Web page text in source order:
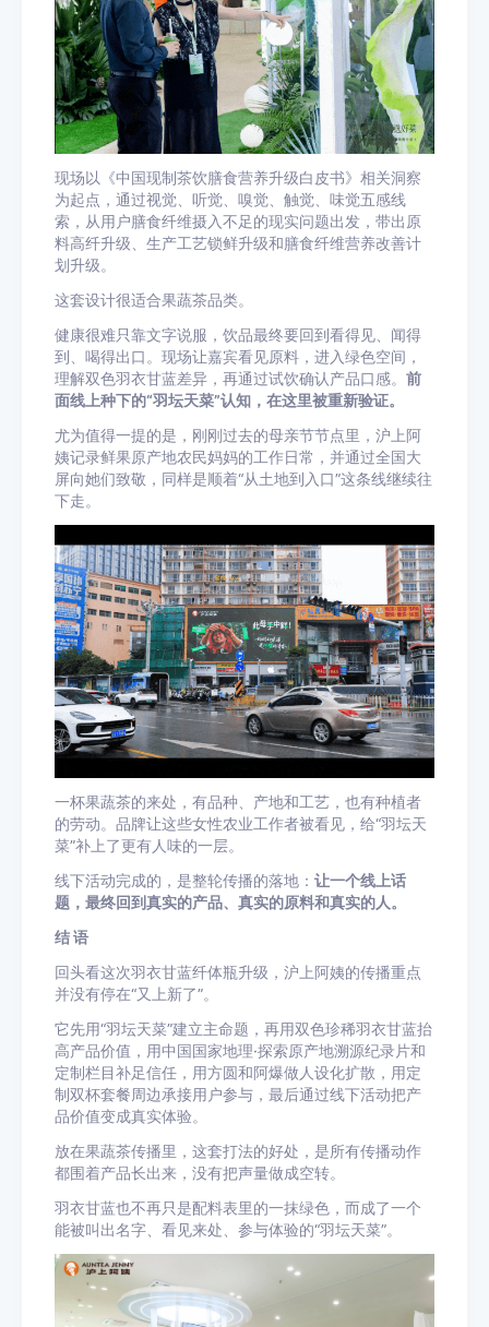
现场以《中国现制茶饮膳食营养升级白皮书》相关洞察
为起点，通过视觉、听觉、嗅觉、触觉、味觉五感线
索，从用户膳食纤维摄入不足的现实问题出发，带出原
料高纤升级、生产工艺锁鲜升级和膳食纤维营养改善计
划升级。
这套设计很适合果蔬茶品类。
健康很难只靠文字说服，饮品最终要回到看得见、闻得
到、喝得出口。现场让嘉宾看见原料，进入绿色空间，
理解双色羽衣甘蓝差异，再通过试饮确认产品口感。 前
面线上种下的“羽坛天菜”认知，在这里被重新验证。
尤为值得一提的是，刚刚过去的母亲节节点里，沪上阿
姨记录鲜果原产地农民妈妈的工作日常，并通过全国大
屏向她们致敬，同样是顺着“从土地到入口”这条线继续往
下走。
一杯果蔬茶的来处，有品种、产地和工艺，也有种植者
的劳动。品牌让这些女性农业工作者被看见，给“羽坛天
菜”补上了更有人味的一层。
线下活动完成的，是整轮传播的落地： 让一个线上话
题，最终回到真实的产品、真实的原料和真实的人。
结 语
回头看这次羽衣甘蓝纤体瓶升级，沪上阿姨的传播重点
并没有停在“又上新了”。
它先用“羽坛天菜”建立主命题，再用双色珍稀羽衣甘蓝抬
高产品价值，用中国国家地理·探索原产地溯源纪录片和
定制栏目补足信任，用方圆和阿爆做人设化扩散，用定
制双杯套餐周边承接用户参与，最后通过线下活动把产
品价值变成真实体验。
放在果蔬茶传播里，这套打法的好处，是所有传播动作
都围着产品长出来，没有把声量做成空转。
羽衣甘蓝也不再只是配料表里的一抹绿色，而成了一个
能被叫出名字、看见来处、参与体验的“羽坛天菜”。